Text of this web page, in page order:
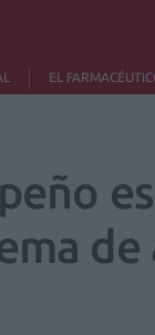
EL
de